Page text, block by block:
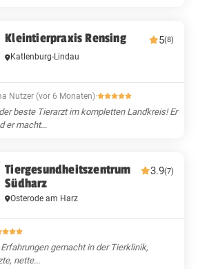
Kleintierpraxis Rensing 5(8)
Katlenburg-Lindau
Nutzer (vor 6 Monaten)·
beste Tierarzt im kompletten Landkreis! Er
er macht...
Tiergesundheitszentrum
Südharz
3.9(7)
Osterode am Harz
gemacht in der Tierklinik,
nette...